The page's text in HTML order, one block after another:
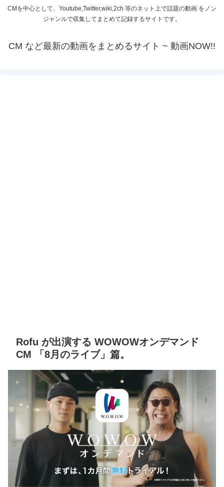
CMを中心として、Youtube,Twitter,wiki,2ch 等のネット上で話題の動画 をノン
ジャンルで収集してまとめて記録するサイトです。
CM など最新の動画をまとめるサイト ~ 動画NOW!!
Rofu が出演する WOWOWオンデマンド
CM 「8月のライブ」篇。